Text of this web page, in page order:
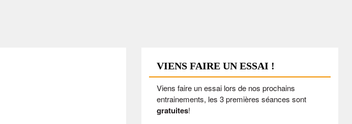
VIENS FAIRE UN ESSAI !
Viens faire un essai lors de nos prochains
entrainements, les 3 premières séances sont
gratuites!